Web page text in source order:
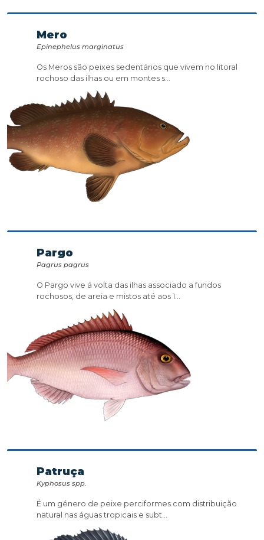
Mero
Epinephelus marginatus
Os Meros são peixes sedentários que vivem no litoral
rochoso das ilhas ou em montes s...
Pargo
Pagrus pagrus
O Pargo vive á volta das ilhas associado a fundos
rochosos, de areia e mistos até aos 1...
Patruça
Kyphosus spp.
É um género de peixe perciformes com distribuição
natural nas águas tropicais e subt...